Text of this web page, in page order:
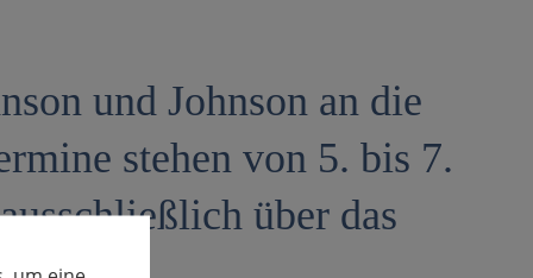
und Johnson an die
stehen von 5. bis 7.
über das